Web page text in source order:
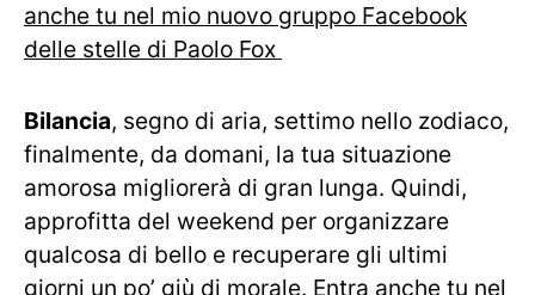
anche tu nel mio nuovo gruppo Facebook
delle stelle di Paolo Fox
Bilancia, segno di aria, settimo nello zodiaco,
finalmente, da domani, la tua situazione
amorosa migliorerà di gran lunga. Quindi,
approfitta del weekend per organizzare
qualcosa di bello e recuperare gli ultimi
giorni un po’ giù di morale. Entra anche tu nel